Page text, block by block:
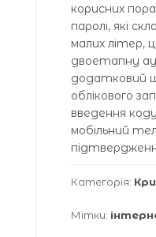
корисних
паролі, які
малих літер,
двоетапну
додатковий
облікового
введення
мобільний
Категорія:
Мітки: